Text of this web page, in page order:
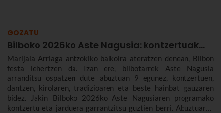
GOZATU
Bilboko 2026ko Aste Nagusia: kontzertuak...
Marijaia Arriaga antzokiko balkoira ateratzen denean, Bilbon
festa lehertzen da. Izan ere, bilbotarrek Aste Nagusia
arranditsu ospatzen dute abuztuan 9 egunez, kontzertuen,
dantzen, kirolaren, tradizioaren eta beste hainbat gauzaren
bidez. Jakin Bilboko 2026ko Aste Nagusiaren programako
kontzertu eta jarduera garrantzitsu guztien berri. Abuztuaren